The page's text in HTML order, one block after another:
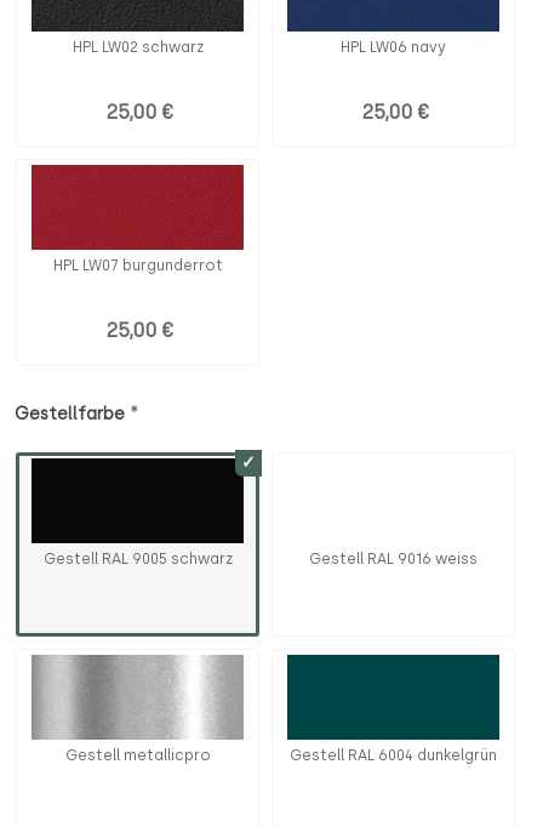
HPL LW02 schwarz
25,00 €
HPL LW06 navy
25,00 €
HPL LW07 burgunderrot
25,00 €
Gestellfarbe *
Gestell RAL 9005 schwarz Gestell RAL 9016 weiss
Gestell metallicpro Gestell RAL 6004 dunkelgrün